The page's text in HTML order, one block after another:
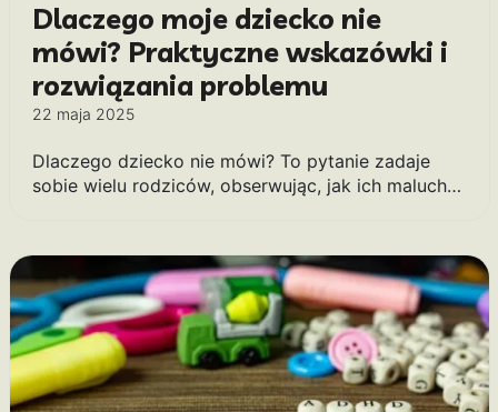
Dlaczego moje dziecko nie
mówi? Praktyczne wskazówki i
rozwiązania problemu
22 maja 2025
Dlaczego dziecko nie mówi? To pytanie zadaje
sobie wielu rodziców, obserwując, jak ich maluch…